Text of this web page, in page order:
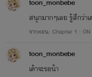
toon_monbebe
สนุกมากๆเลย รู้สึกว่า
จากตอน: Chapter 1 : ON
toon_monbebe
เค้าจะรอน้า